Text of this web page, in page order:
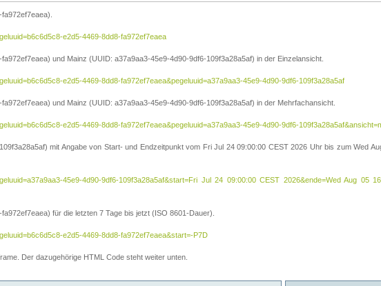
e2d5-4469-8dd8-fa972ef7eaea
und Mainz (UUID: a37a9aa3-45e9-4d90-9df6-109f3a28a5af) in der Einzelansicht.
e2d5-4469-8dd8-fa972ef7eaea&pegeluuid=a37a9aa3-45e9-4d90-9df6-109f3a28a5af
und Mainz (UUID: a37a9aa3-45e9-4d90-9df6-109f3a28a5af) in der Mehrfachansicht.
e2d5-4469-8dd8-fa972ef7eaea&pegeluuid=a37a9aa3-45e9-4d90-9df6-
mit Angabe von Start- und Endzeitpunkt vom Fri Jul 24 09:00:00 CEST 2026 Uhr bis zum Wed
45e9-4d90-9df6-109f3a28a5af&start=Fri Jul 24 09:00:00 CEST 2026&ende=Wed Aug 05
für die letzten 7 Tage bis jetzt (ISO 8601-Dauer).
e2d5-4469-8dd8-fa972ef7eaea&start=-P7D
Der dazugehörige HTML Code steht weiter unten.